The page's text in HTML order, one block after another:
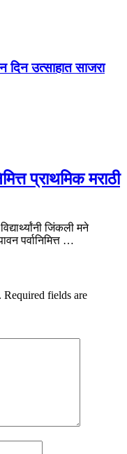
दिन उत्साहात साजरा
प्राथमिक मराठी
जिंकली मने
पर्वानिमित्त …
Required fields are